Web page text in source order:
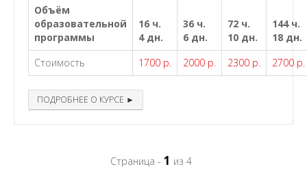
Объём
образовательной
программы
16 ч.
4 дн.
36 ч.
6 дн.
72 ч.
10 дн.
144 ч.
18 дн.
Стоимость
1700 р. 2000 р. 2300 р. 2700 р.
ПОДРОБНЕЕ О КУРСЕ ►
Страница - 1 из 4